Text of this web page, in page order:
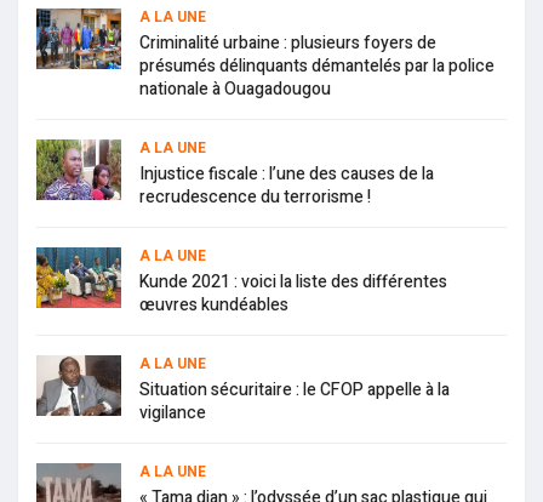
A LA UNE
Criminalité urbaine : plusieurs foyers de
présumés délinquants démantelés par la police
nationale à Ouagadougou
A LA UNE
Injustice fiscale : l’une des causes de la
recrudescence du terrorisme !
A LA UNE
Kunde 2021 : voici la liste des différentes
œuvres kundéables
A LA UNE
Situation sécuritaire : le CFOP appelle à la
vigilance
A LA UNE